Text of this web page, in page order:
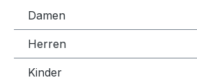
Damen
Herren
Kinder